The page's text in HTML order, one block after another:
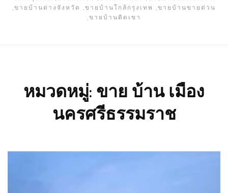
,ขายบ้านต่างจังหวัด ,ขายบ้านใกล้กรุงเทพ ,ขายบ้านขายด่วน
,ขายบ้านติดเขา
หมวดหมู่: ขาย บ้าน เมือง
นครศรีธรรมราช